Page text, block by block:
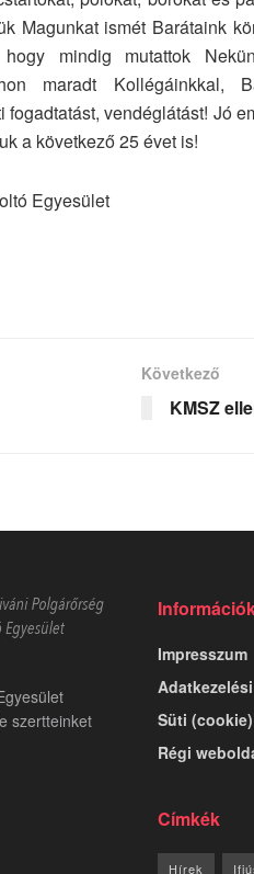
Magunkat ismét Barátaink
mindig mutattok
maradt Kollégáinkkal,
vendéglátást! Jó
a következő 25 évet is!
Egyesület
Következő
KMSZ
szertteinket
Impresszum
Süti
Régi
Címkék
Hírek